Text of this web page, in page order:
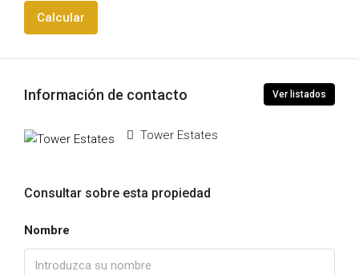
Calcular
Información de contacto Ver listados
Tower Estates
Consultar sobre esta propiedad
Nombre